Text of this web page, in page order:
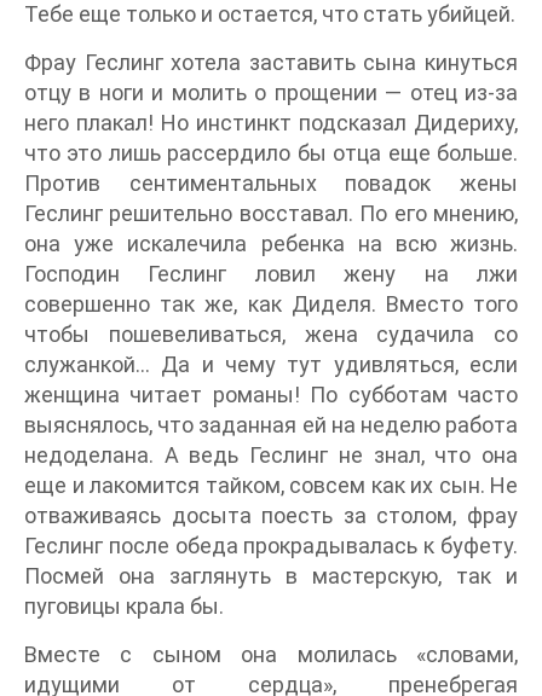
Тебе еще только и остается, что стать убийцей.
Фрау Геслинг хотела заставить сына кинуться
отцу в ноги и молить о прощении — отец из-за
него плакал! Но инстинкт подсказал Дидериху,
что это лишь рассердило бы отца еще больше.
Против сентиментальных повадок жены
Геслинг решительно восставал. По его мнению,
она уже искалечила ребенка на всю жизнь.
Господин Геслинг ловил жену на лжи
совершенно так же, как Диделя. Вместо того
чтобы пошевеливаться, жена судачила со
служанкой… Да и чему тут удивляться, если
женщина читает романы! По субботам часто
выяснялось, что заданная ей на неделю работа
недоделана. А ведь Геслинг не знал, что она
еще и лакомится тайком, совсем как их сын. Не
отваживаясь досыта поесть за столом, фрау
Геслинг после обеда прокрадывалась к буфету.
Посмей она заглянуть в мастерскую, так и
пуговицы крала бы.
Вместе с сыном она молилась «словами,
идущими от сердца», пренебрегая